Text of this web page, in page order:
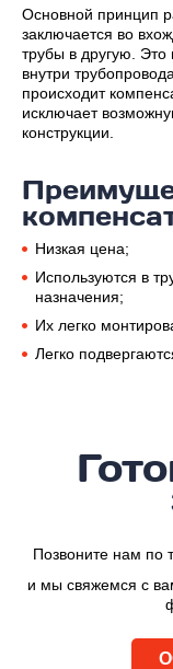
Основной принцип
заключается во
трубы в другую. Это
внутри
происходит
исключает
конструкции.
Низкая цена;
Используются в
назначения;
Их легко
Легко
Позвоните нам по
и мы свяжемся с